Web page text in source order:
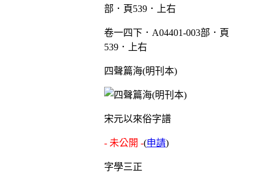
卷一四下．A04401-003部．頁
539．上右
四聲篇海(明刊本)
宋元以來俗字譜
- 未公開 -(申請)
字學三正